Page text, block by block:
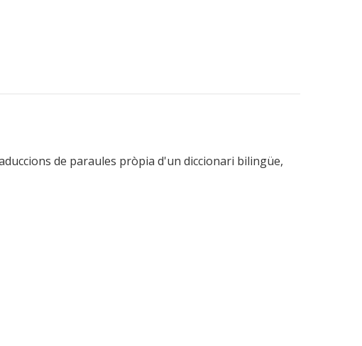
de paraules pròpia d'un diccionari bilingüe,